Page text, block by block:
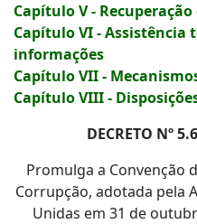
Capítulo V -
Capítulo VI - Assistência
informações
Capítulo VII -
Capítulo VIII -
DECRETO Nº
Promulga a Convenção
Corrupção, adotada pela
Unidas em 31 de